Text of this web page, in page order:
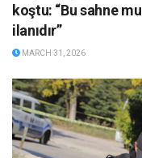
koştu: “Bu sahne
ilanıdır”
MARCH 31, 2026